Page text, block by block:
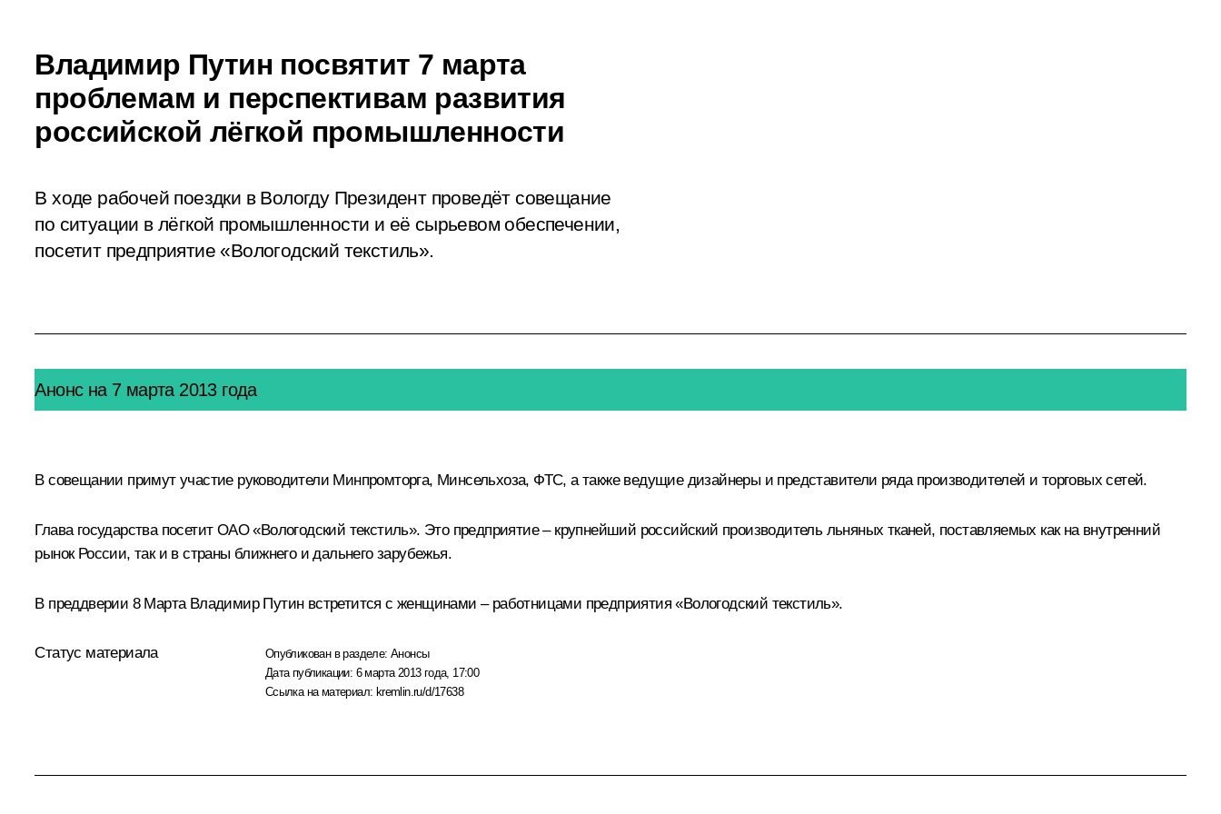
Владимир Путин посвятит 7 марта
проблемам и перспективам развития
российской лёгкой промышленности
В ходе рабочей поездки в Вологду Президент проведёт совещание
по ситуации в лёгкой промышленности и её сырьевом обеспечении,
посетит предприятие «Вологодский текстиль».
Анонс на 7 марта 2013 года
В совещании примут участие руководители Минпромторга, Минсельхоза, ФТС, а также ведущие дизайнеры и представители ряда производителей и торговых сетей.
Глава государства посетит ОАО «Вологодский текстиль». Это предприятие – крупнейший российский производитель льняных тканей, поставляемых как на внутренний
рынок России, так и в страны ближнего и дальнего зарубежья.
В преддверии 8 Марта Владимир Путин встретится с женщинами – работницами предприятия «Вологодский текстиль».
Статус материала Опубликован в разделе:Анонсы
Дата публикации: 6 марта 2013 года, 17:00
Ссылка на материал: kremlin.ru/d/17638